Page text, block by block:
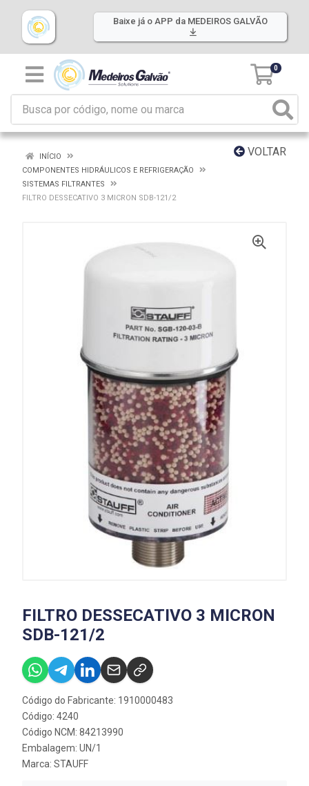
Baixe já o APP da MEDEIROS GALVÃO
0
VOLTAR
INÍCIO
COMPONENTES HIDRÁULICOS E REFRIGERAÇÃO
SISTEMAS FILTRANTES
FILTRO DESSECATIVO 3 MICRON SDB-121/2
FILTRO DESSECATIVO 3 MICRON
SDB-121/2
Código do Fabricante: 1910000483
Código: 4240
Código NCM: 84213990
Embalagem: UN/1
Marca: STAUFF